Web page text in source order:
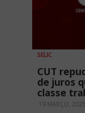
SELIC
CUT
de juros
classe
19 MARÇO,